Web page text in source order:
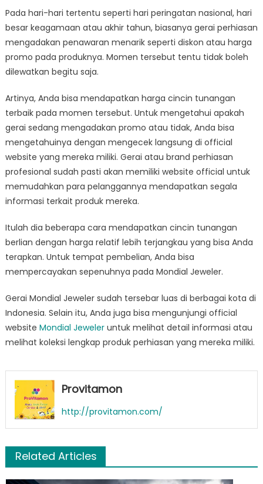
Pada hari-hari tertentu seperti hari peringatan nasional, hari
besar keagamaan atau akhir tahun, biasanya gerai perhiasan
mengadakan penawaran menarik seperti diskon atau harga
promo pada produknya. Momen tersebut tentu tidak boleh
dilewatkan begitu saja.
Artinya, Anda bisa mendapatkan harga cincin tunangan
terbaik pada momen tersebut. Untuk mengetahui apakah
gerai sedang mengadakan promo atau tidak, Anda bisa
mengetahuinya dengan mengecek langsung di official
website yang mereka miliki. Gerai atau brand perhiasan
profesional sudah pasti akan memiliki website official untuk
memudahkan para pelanggannya mendapatkan segala
informasi terkait produk mereka.
Itulah dia beberapa cara mendapatkan cincin tunangan
berlian dengan harga relatif lebih terjangkau yang bisa Anda
terapkan. Untuk tempat pembelian, Anda bisa
mempercayakan sepenuhnya pada Mondial Jeweler.
Gerai Mondial Jeweler sudah tersebar luas di berbagai kota di
Indonesia. Selain itu, Anda juga bisa mengunjungi official
website Mondial Jeweleruntuk melihat detail informasi atau
melihat koleksi lengkap produk perhiasan yang mereka miliki.
Provitamon
http://provitamon.com/
Related Articles